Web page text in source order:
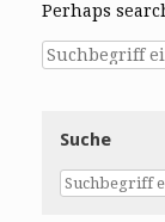
Perhaps
Suche